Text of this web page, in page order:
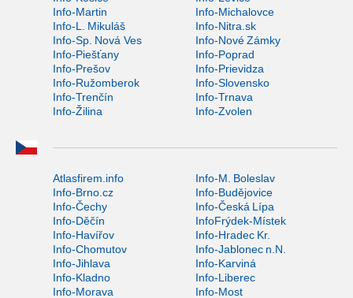
Info-Martin
Info-Michalovce
Info-L. Mikuláš
Info-Nitra.sk
Info-Sp. Nová Ves
Info-Nové Zámky
Info-Piešťany
Info-Poprad
Info-Prešov
Info-Prievidza
Info-Ružomberok
Info-Slovensko
Info-Trenčín
Info-Trnava
Info-Žilina
Info-Zvolen
Atlasfirem.info
Info-M. Boleslav
Info-Brno.cz
Info-Budějovice
Info-Čechy
Info-Česká Lípa
Info-Děčín
InfoFrýdek-Místek
Info-Havířov
Info-Hradec Kr.
Info-Chomutov
Info-Jablonec n.N.
Info-Jihlava
Info-Karviná
Info-Kladno
Info-Liberec
Info-Morava
Info-Most